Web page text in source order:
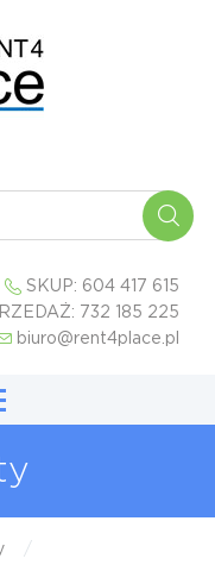
SKUP: 604 417 615
732 185 225
biuro@rent4place.pl